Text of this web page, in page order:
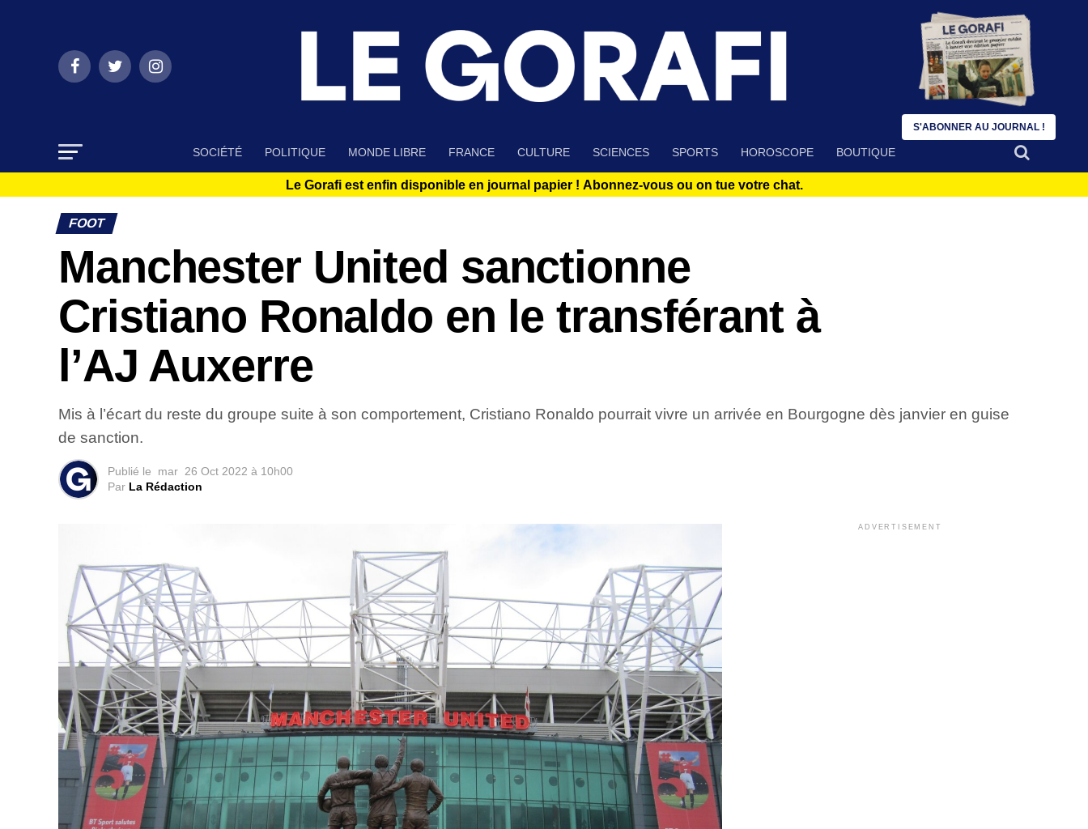
SOCIÉTÉ POLITIQUE MONDE LIBRE FRANCE CULTURE SCIENCES SPORTS HOROSCOPE BOUTIQUE
Le Gorafi est enfin disponible en journal papier ! Abonnez-vous ou on tue votre chat.
FOOT
Manchester United sanctionne
Cristiano Ronaldo en le transférant à
l’AJ Auxerre
Mis à l’écart du reste du groupe suite à son comportement, Cristiano Ronaldo pourrait vivre un arrivée en Bourgogne dès janvier en guise
de sanction.
Publié le mar 26 Oct 2022 à 10h00
Par La Rédaction
ADVERTISEMENT
S'ABONNER AU JOURNAL !